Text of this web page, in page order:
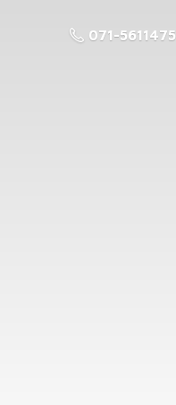
071-5611475